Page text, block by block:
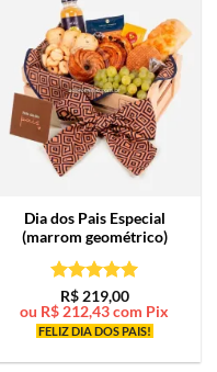
Dia dos Pais Especial
(marrom geométrico)
Avaliação5
de 5
R$219,00
ou R$ 212,43com Pix
FELIZ DIA DOS PAIS!